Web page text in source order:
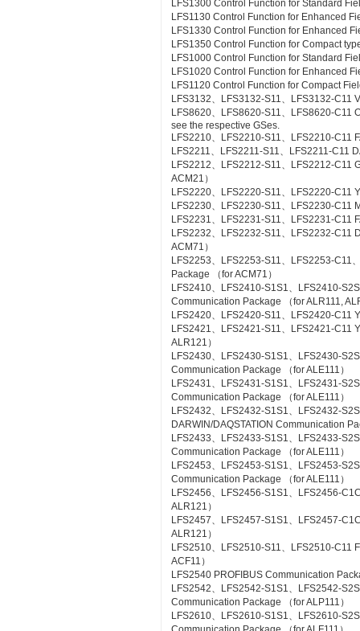
LFS1300 Control Function for Standard
LFS1130 Control Function for Enhanced
LFS1330 Control Function for Enhanced
LFS1350 Control Function for Compact
LFS1000 Control Function for Standard
LFS1020 Control Function for Enhanced
LFS1120 Control Function for Compact
LFS3132、LFS3132-S11、LFS3132-C11
LFS8620、LFS8620-S11、LFS8620-C11
see the respective GSes.
LFS2210、LFS2210-S11、LFS2210-C11
LFS2211、LFS2211-S11、LFS2211-C11
LFS2212、LFS2212-S11、LFS2212-C11
ACM21）
LFS2220、LFS2220-S11、LFS2220-C11
LFS2230、LFS2230-S11、LFS2230-C11
LFS2231、LFS2231-S11、LFS2231-C11
LFS2232、LFS2232-S11、LFS2232-C11
ACM71）
LFS2253、LFS2253-S11、LFS2253-C11
Package （for ACM71）
LFS2410、LFS2410-S1S1、LFS2410-
Communication Package （for ALR111,
LFS2420、LFS2420-S11、LFS2420-C11
LFS2421、LFS2421-S11、LFS2421-C11
ALR121）
LFS2430、LFS2430-S1S1、LFS2430-
Communication Package （for ALE111）
LFS2431、LFS2431-S1S1、LFS2431-
Communication Package （for ALE111）
LFS2432、LFS2432-S1S1、LFS2432-
DARWIN/DAQSTATION Communication
LFS2433、LFS2433-S1S1、LFS2433-
Communication Package （for ALE111）
LFS2453、LFS2453-S1S1、LFS2453-
Communication Package （for ALE111）
LFS2456、LFS2456-S1S1、LFS2456-
ALR121）
LFS2457、LFS2457-S1S1、LFS2457-
ALR121）
LFS2510、LFS2510-S11、LFS2510-C11
ACF11）
LFS2540 PROFIBUS Communication
LFS2542、LFS2542-S1S1、LFS2542-
Communication Package （for ALP111）
LFS2610、LFS2610-S1S1、LFS2610-